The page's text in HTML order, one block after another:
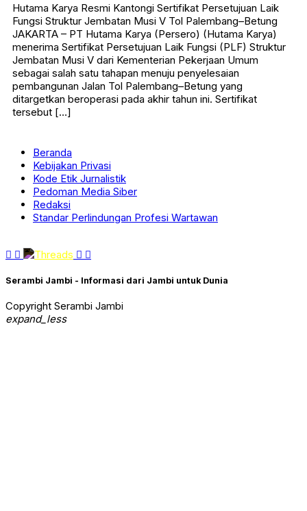
Hutama Karya Resmi Kantongi Sertifikat Persetujuan Laik
Fungsi Struktur Jembatan Musi V Tol Palembang–Betung
JAKARTA – PT Hutama Karya (Persero) (Hutama Karya)
menerima Sertifikat Persetujuan Laik Fungsi (PLF) Struktur
Jembatan Musi V dari Kementerian Pekerjaan Umum
sebagai salah satu tahapan menuju penyelesaian
pembangunan Jalan Tol Palembang–Betung yang
ditargetkan beroperasi pada akhir tahun ini. Sertifikat
tersebut […]
Beranda
Kebijakan Privasi
Kode Etik Jurnalistik
Pedoman Media Siber
Redaksi
Standar Perlindungan Profesi Wartawan
Serambi Jambi - Informasi dari Jambi untuk Dunia
Copyright Serambi Jambi
expand_less